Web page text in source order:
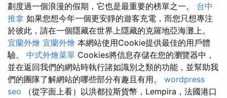
劃度過一個浪漫的假期，它也是最重要的榜單之一。 台中
推拿 如果您想今年一個更安靜的遊客充電，而您只想專注
於彼此，請在一個隱藏在世界上隱藏的克羅地亞海灘上。
宜蘭外燴 宜蘭外燴 本網站使用Cookie提供最佳的用戶體
驗。 中式外燴菜單 Cookies將信息存儲在您的瀏覽器中，
並在返回我們的網站時執行諸如識別之類的功能，並幫助我
們的團隊了解網站的哪些部分有趣且有用。 wordpress
seo （從字面上看）以洪都拉斯貨幣，Lempira，法國港口